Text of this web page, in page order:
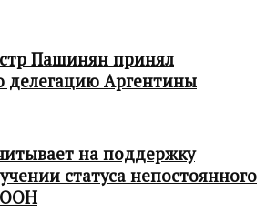
Пашинян принял
делегацию Аргентины
на поддержку
статуса непостоянного
ООН